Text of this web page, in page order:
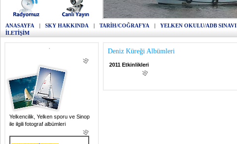
ANASAYFA | SKY HAKKINDA | TARİH/COĞRAFYA | YELKEN OKULU/ADB SINAVI
İLETİŞİM
Yelkencilik, Yelken sporu ve Sinop
ile ilgili fotograf albümleri
Deniz Küreği Albümleri
2011 Etkinlikleri